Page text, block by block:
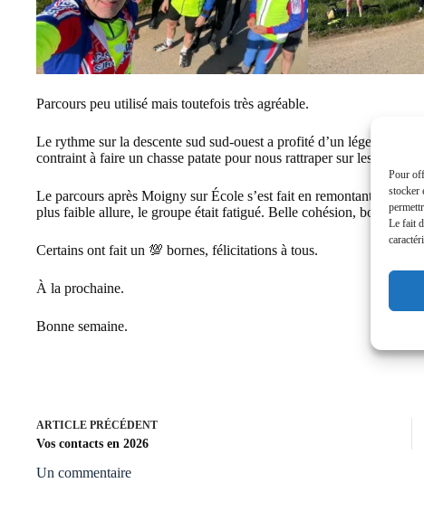
Pour
stocker
Le fait
Parcours peu utilisé mais toutefois très agréable.
Le rythme sur la descente sud sud-ouest a profité d’un léger vent
contraint à faire un chasse patate pour nous rattraper sur les hauts
Le parcours après Moigny sur École s’est fait en remontant vers
plus faible allure, le groupe était fatigué. Belle cohésion, bonne
Certains ont fait un 💯 bornes, félicitations à tous.
À la prochaine.
Bonne semaine.
ARTICLE PRÉCÉDENT
Vos contacts en 2026
Un commentaire